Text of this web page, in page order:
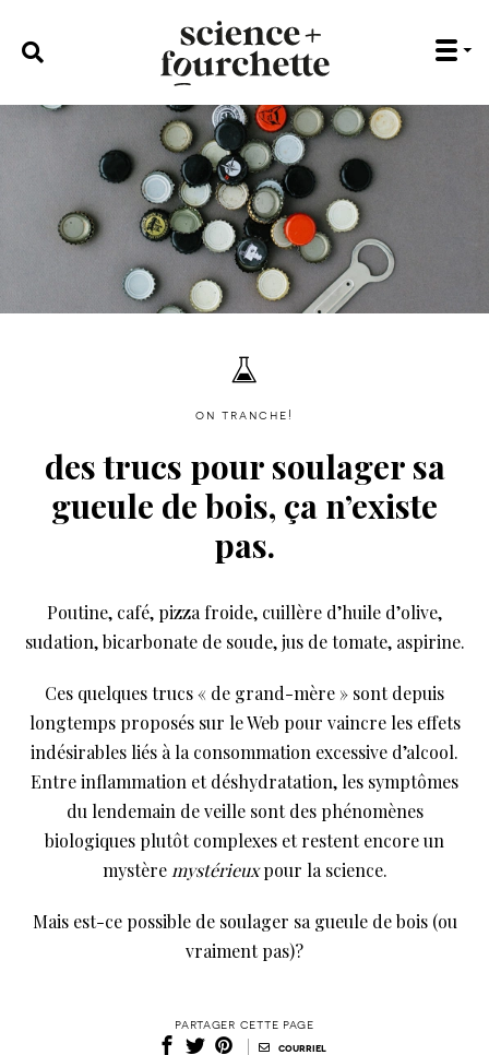
rechercher :
on tranche!
des trucs pour soulager sa
gueule de bois, ça n’existe
pas.
Poutine, café, pizza froide, cuillère d’huile d’olive,
sudation, bicarbonate de soude, jus de tomate, aspirine.
Ces quelques trucs « de grand-mère » sont depuis
longtemps proposés sur le Web pour vaincre les effets
indésirables liés à la consommation excessive d’alcool.
Entre inflammation et déshydratation, les symptômes
du lendemain de veille sont des phénomènes
biologiques plutôt complexes et restent encore un
mystère mystérieuxpour la science.
Mais est-ce possible de soulager sa gueule de bois (ou
vraiment pas)?
partager cette page
courriel